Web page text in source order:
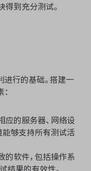
得到充分测试。
行的基础。搭建一
应的服务器、网络设
能够支持所有测试活
的软件，包括操作系
结果的有效性。